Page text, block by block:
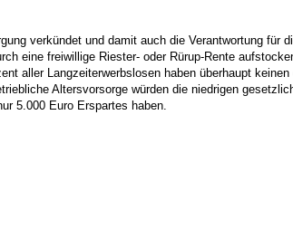
verkündet und damit auch die Verantwortung
eine freiwillige Riester- oder Rürup-Rente
aller Langzeiterwerbslosen haben überhaupt
Altersvorsorge würden die niedrigen
5.000 Euro Erspartes haben.